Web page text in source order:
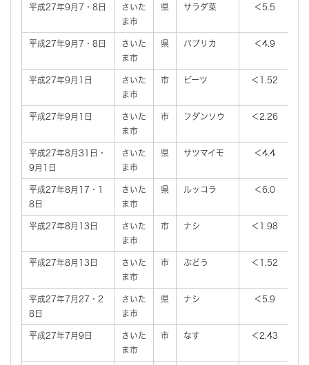
平成27年9月7・8日
さいた
ま市
県 サラダ菜 ＜5.5
平成27年9月7・8日
さいた
ま市
県 パプリカ ＜4.9
平成27年9月1日
さいた
ま市
市 ビーツ ＜1.52
平成27年9月1日
さいた
ま市
市 フダンソウ ＜2.26
平成27年8月31日・
9月1日
さいた
ま市
県 サツマイモ ＜4.4
平成27年8月17・1
8日
さいた
ま市
県 ルッコラ ＜6.0
平成27年8月13日
さいた
ま市
市 ナシ ＜1.98
平成27年8月13日
さいた
ま市
市 ぶどう ＜1.52
平成27年7月27・2
8日
さいた
ま市
県 ナシ ＜5.9
平成27年7月9日
さいた
ま市
市 なす ＜2.43